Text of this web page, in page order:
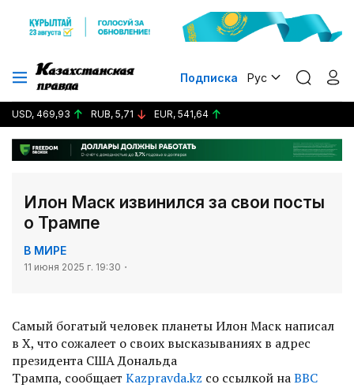
Подписка Рус
USD, 469,93 RUB, 5,71 EUR, 541,64
Илон Маск извинился за свои посты
о Трампе
В МИРЕ
11 июня 2025 г. 19:30
Самый богатый человек планеты Илон Маск написал
в X, что сожалеет о своих высказываниях в адрес
президента США Дональда
Трампа, сообщает Kazpravda.kz со ссылкой наBBC